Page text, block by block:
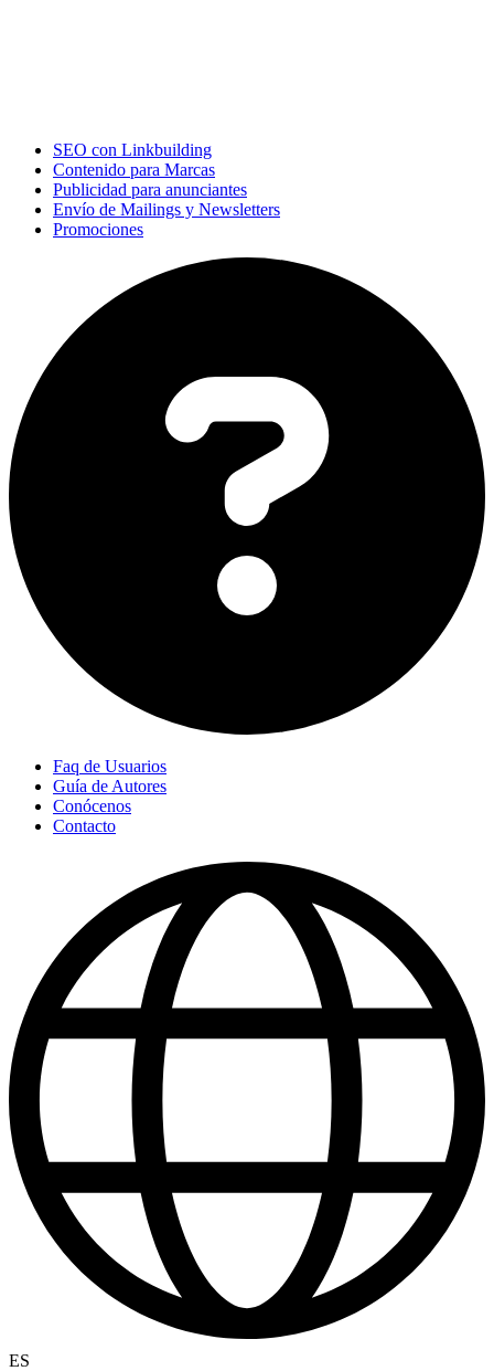
SEO con Linkbuilding
Contenido para Marcas
Publicidad para anunciantes
Envío de Mailings y Newsletters
Promociones
Faq de Usuarios
Guía de Autores
Conócenos
Contacto
ES